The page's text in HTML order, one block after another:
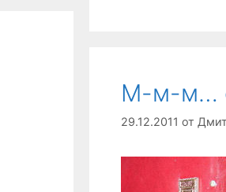
М-м-м…
29.12.2011 от